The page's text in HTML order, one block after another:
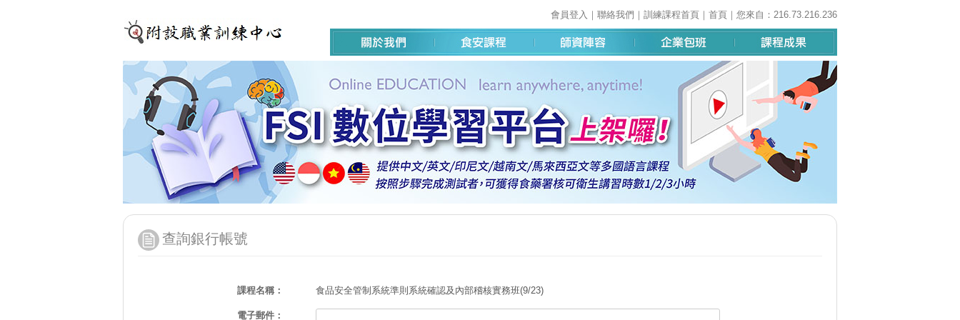
會員登入 ｜ 聯絡我們 ｜ 訓練課程首頁 ｜ 首頁 ｜您來自：216.73.216.236
查詢銀行帳號
課程名稱： 食品安全管制系統準則系統確認及內部稽核實務班(9/23)
電子郵件：